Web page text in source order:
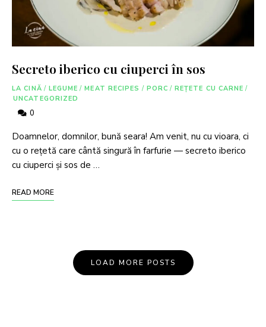
Secreto iberico cu ciuperci în sos
LA CINĂ / LEGUME / MEAT RECIPES / PORC / REȚETE CU CARNE /
UNCATEGORIZED
0
Doamnelor, domnilor, bună seara! Am venit, nu cu vioara, ci
cu o rețetă care cântă singură în farfurie — secreto iberico
cu ciuperci și sos de …
READ MORE
LOAD MORE POSTS